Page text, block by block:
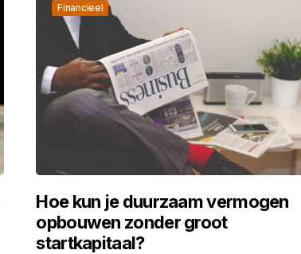
Financieel
Hoe kun je duurzaam vermogen
opbouwen zonder groot
startkapitaal?